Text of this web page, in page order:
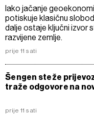
Iako jačanje
potiskuje klasičnu
dalje ostaje ključni izvor
razvijene zemlje.
prije 11 sati
Šengen steže
traže odgovore na
prije 11 sati